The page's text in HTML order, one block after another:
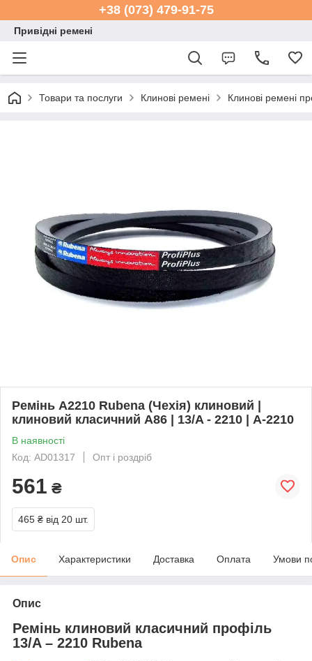
+38 (073) 479-91-75
Привідні ремені
Товари та послуги Клинові ремені Клинові ремені
Ремінь A2210 Rubena (Чехія) клиновий |
клиновий класичний A86 | 13/A - 2210 | А-2210
В наявності
Код: AD01317
Опт і роздріб
561 ₴
465 ₴ від 20 шт.
Опис Характеристики Доставка Оплата Умови
Опис
Ремінь клиновий класичний профіль
13/A – 2210 Rubena